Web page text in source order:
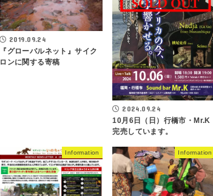
2019.09.24
『グローバルネット』サイク
ロンに関する寄稿
2024.09.24
10月6日（日）行橋市・Mr.K
完売しています。
Information Information